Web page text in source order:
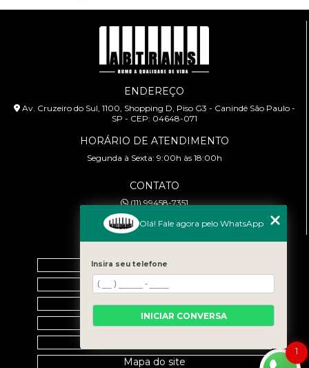
ENDEREÇO
Av. Cruzeiro do Sul, 1100, Shopping D, Piso G3 - Canindé São Paulo -
SP - CEP: 04648-071
HORÁRIO DE ATENDIMENTO
Segunda à Sexta: 9:00h às 18:00h
CONTATO
(11) 99458-7351
cursoabtrans@gmail.com
Home
Empresa
Galeria
Contato
Mapa do site
1
Olá! Fale agora pelo WhatsApp
Insira seu telefone
INICIAR CONVERSA